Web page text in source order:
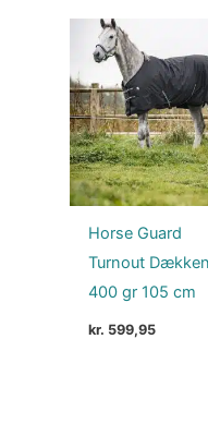
Horse Guard
Turnout Dækken
400 gr 105 cm
kr. 599,95